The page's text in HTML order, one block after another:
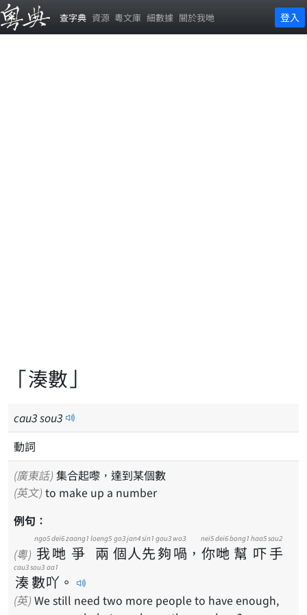
查字典 資源 粵文庫 細數據 關於我哋 登入
「湊數」
cau3sou3
動詞
(廣東話) 集合起嚟，達到某個數
(英文) to make up a number
例句：
(粵) 我
ngo5
哋
dei6
爭
zaang1
兩
loeng5
個
go3
人
jan4
先
sin1
夠
gau3
喎
wo3
， 你
nei5
哋
dei6
幫
bong1
吓
haa5
手
sau2
湊
cau3
數
sou3
吖
aa1
。
(英) We still need two more people to have enough,